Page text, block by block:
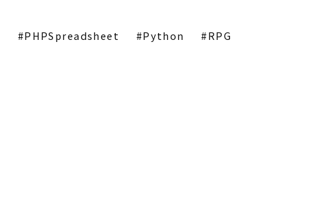
PHPSpreadsheet Python
RPG